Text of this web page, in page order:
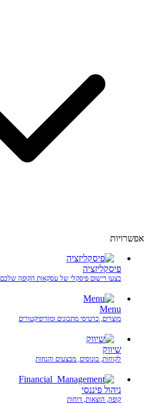
אפשרויות
פיסקליזציה
בצעו רישום פיסקלי של עסקאות הקופה שלכם
Menu
מוצרים, כרטיסי מתכונים ומודיפיקטורים
שיווק
לקוחות, בונוסים, מבצעים והנחות
ניהול פיננסי
קופה, הוצאות, דוחות